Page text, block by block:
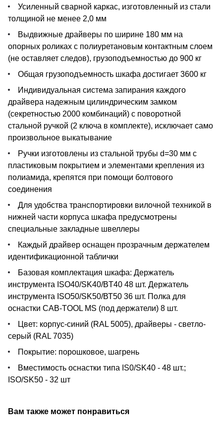
Усиленный сварной каркас, изготовленный из стали
толщиной не менее 2,0 мм
Выдвижные драйверы по ширине 180 мм на
опорных роликах с полиуретановым контактным слоем
(не оставляет следов), грузоподъемностью до 900 кг
Общая грузоподъемность шкафа достигает 3600 кг
Индивидуальная система запирания каждого
драйвера надежным цилиндрическим замком
(секретностью 2000 комбинаций) с поворотной
стальной ручкой (2 ключа в комплекте), исключает само
произвольное выкатывание
Ручки изготовлены из стальной трубы d=30 мм с
пластиковым покрытием и элементами крепления из
полиамида, крепятся при помощи болтового
соединения
Для удобства транспортировки вилочной техникой в
нижней части корпуса шкафа предусмотрены
специальные закладные швеллеры
Каждый драйвер оснащен прозрачным держателем
идентификационной таблички
Базовая комплектация шкафа: Держатель
инструмента ISO40/SK40/BT40 48 шт. Держатель
инструмента ISO50/SK50/ВТ50 36 шт. Полка для
оснастки CAB-TOOL MS (под держатели) 8 шт.
Цвет: корпус-синий (RAL 5005), драйверы - светло-
серый (RAL 7035)
Покрытие: порошковое, шагрень
Вместимость оснастки типа IS0/SK40 - 48 шт.;
ISO/SK50 - 32 шт
Вам также может понравиться